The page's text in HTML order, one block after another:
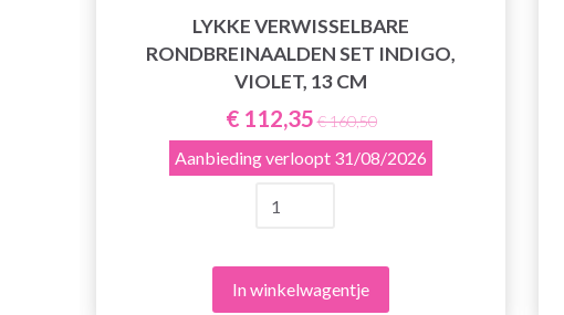
LYKKE VERWISSELBARE
RONDBREINAALDEN SET INDIGO,
VIOLET, 13 CM
€ 112,35 € 160,50
Aanbieding verloopt 31/08/2026
In winkelwagentje